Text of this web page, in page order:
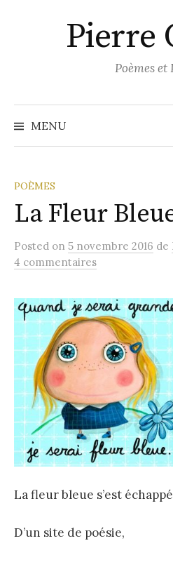
Pierre
Poèmes et
MENU
POÈMES
La Fleur
Posted on 5 novembre 2016 de
4 commentaires
La fleur bleue s’est
D’un site de poésie,